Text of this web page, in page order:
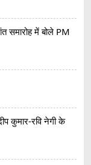
समारोह में बोले PM
कुमार-रवि नेगी के